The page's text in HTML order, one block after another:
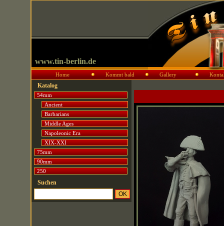
www.tin-berlin.de
Home Kommt bald Gallery
Katalog
54mm
Ancient
Barbarians
Middle Ages
Napoleonic Era
XIX-XXI
75mm
90mm
250
Suchen